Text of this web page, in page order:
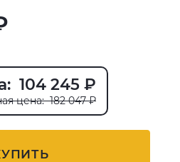
104 245 ₽
цена: 182 047 ₽